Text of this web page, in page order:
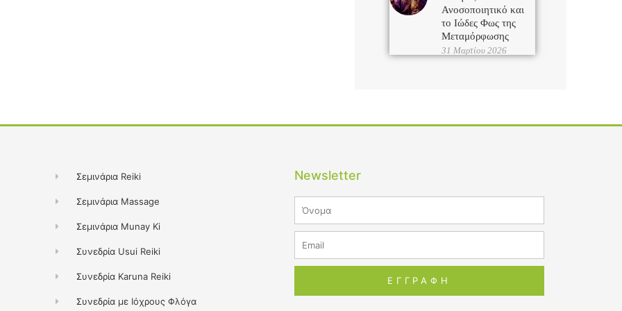
Ανοσοποιητικό και
το Ιώδες Φως της
Μεταμόρφωσης
31 Μαρτίου 2026
Σεμινάρια Reiki
Σεμινάρια Massage
Σεμινάρια Munay Ki
Συνεδρία Usui Reiki
Συνεδρία Karuna Reiki
Συνεδρία με Ιόχρους Φλόγα
Newsletter
Name
Email
ΕΓΓΡΑΦΗ